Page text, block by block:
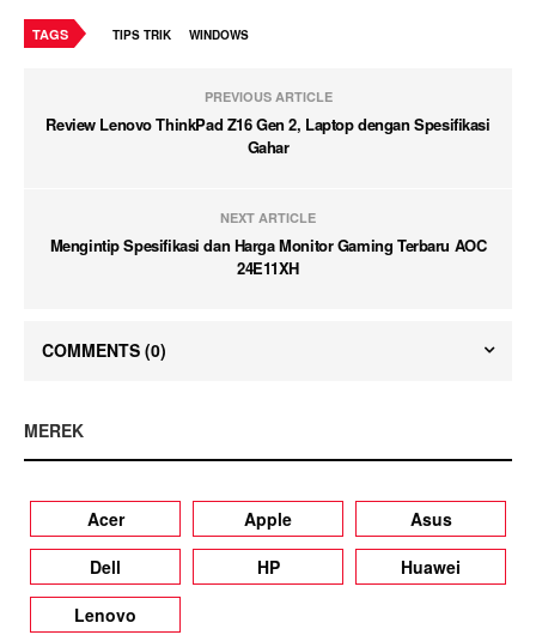
TAGS TIPS TRIK WINDOWS
PREVIOUS ARTICLE
Review Lenovo ThinkPad Z16 Gen 2, Laptop dengan Spesifikasi
Gahar
NEXT ARTICLE
Mengintip Spesifikasi dan Harga Monitor Gaming Terbaru AOC
24E11XH
COMMENTS (0)
MEREK
Acer Apple
Asus
Dell
HP
Huawei
Lenovo